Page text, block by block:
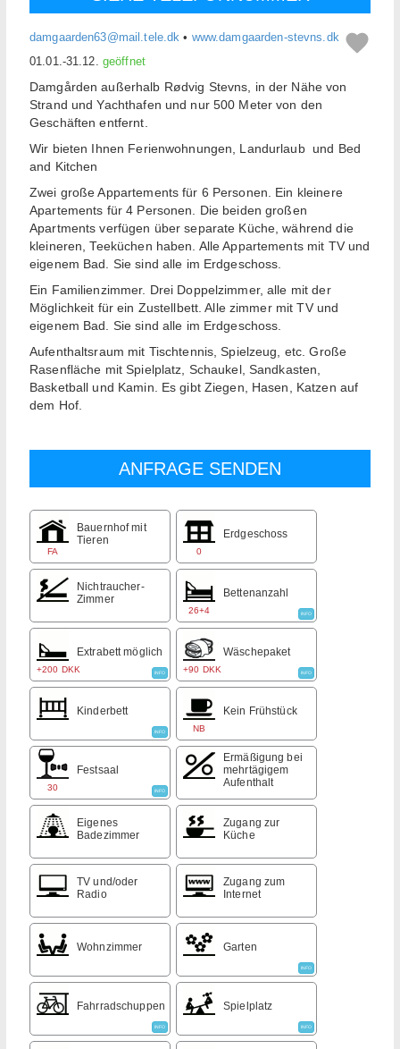
damgaarden63@mail.tele.dk • www.damgaarden-stevns.dk
01.01.-31.12. geöffnet
Damgården außerhalb Rødvig Stevns, in der Nähe von
Strand und Yachthafen und nur 500 Meter von den
Geschäften entfernt.
Wir bieten Ihnen Ferienwohnungen, Landurlaub und Bed
and Kitchen
Zwei große Appartements für 6 Personen. Ein kleinere
Apartements für 4 Personen. Die beiden großen
Apartments verfügen über separate Küche, während die
kleineren, Teeküchen haben. Alle Appartements mit TV und
eigenem Bad. Sie sind alle im Erdgeschoss.
Ein Familienzimmer. Drei Doppelzimmer, alle mit der
Möglichkeit für ein Zustellbett. Alle zimmer mit TV und
eigenem Bad. Sie sind alle im Erdgeschoss.
Aufenthaltsraum mit Tischtennis, Spielzeug, etc. Große
Rasenfläche mit Spielplatz, Schaukel, Sandkasten,
Basketball und Kamin. Es gibt Ziegen, Hasen, Katzen auf
dem Hof.
FA
Bauernhof mit
Tieren
0
Erdgeschoss
Nichtraucher-
Zimmer
26+4
Bettenanzahl
INFO
+200 DKK
Extrabett möglich
INFO +90 DKK
Wäschepaket
INFO
Kinderbett
INFO NB
Kein Frühstück
30
Festsaal
INFO
Ermäßigung bei
mehrtägigem
Aufenthalt
Eigenes
Badezimmer
Zugang zur
Küche
TV und/oder
Radio
Zugang zum
Internet
Wohnzimmer Garten
INFO
Fahrradschuppen
INFO
Spielplatz
INFO